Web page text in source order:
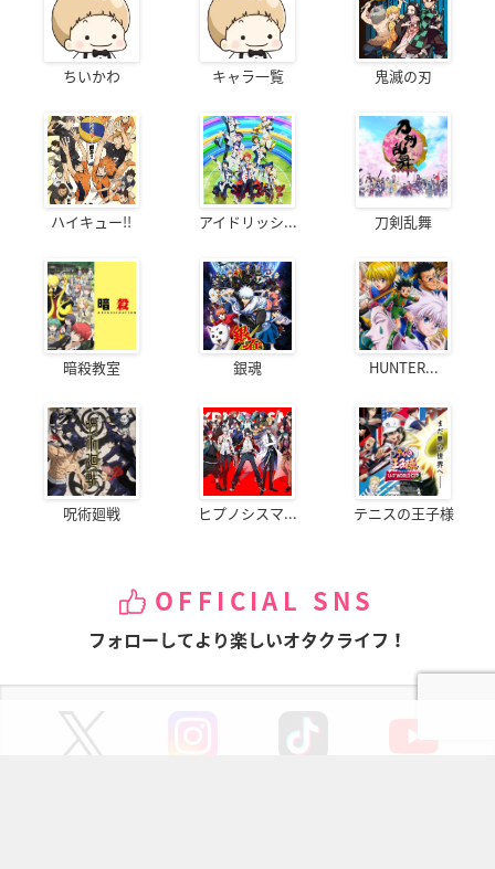
ちいかわ キャラ一覧 鬼滅の刃
ハイキュー!! アイドリッシ... 刀剣乱舞
暗殺教室 銀魂 HUNTER...
呪術廻戦 ヒプノシスマ... テニスの王子様
OFFICIAL SNS
フォローしてより楽しいオタクライフ！